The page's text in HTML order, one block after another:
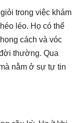
trong việc khám
léo. Họ có thể
cách và vóc
thường. Qua
nằm ở sự tự tin